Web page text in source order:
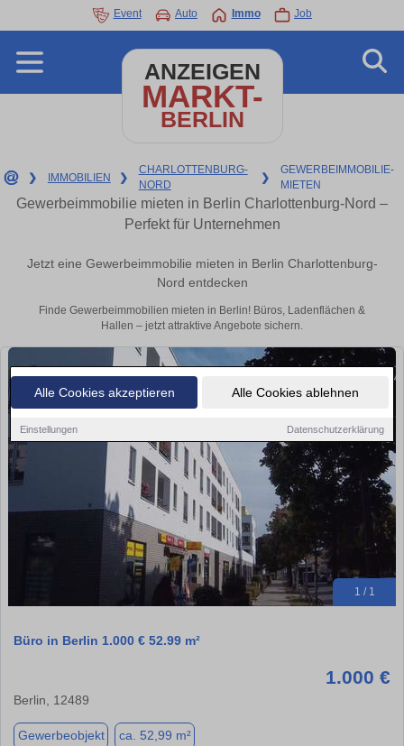
Alle Cookies akzeptieren Alle Cookies ablehnen
Einstellungen Datenschutzerklärung
Event Auto Immo Job
ANZEIGEN
MARKT-
BERLIN
❯ IMMOBILIEN ❯
CHARLOTTENBURG-
NORD
❯
GEWERBEIMMOBILIE-
MIETEN
Gewerbeimmobilie mieten in Berlin Charlottenburg-Nord –
Perfekt für Unternehmen
Jetzt eine Gewerbeimmobilie mieten in Berlin Charlottenburg-
Nord entdecken
Finde Gewerbeimmobilien mieten in Berlin! Büros, Ladenflächen &
Hallen – jetzt attraktive Angebote sichern.
1 / 1
Büro in Berlin 1.000 € 52.99 m²
1.000 €
Berlin, 12489
Gewerbeobjekt ca. 52,99 m²